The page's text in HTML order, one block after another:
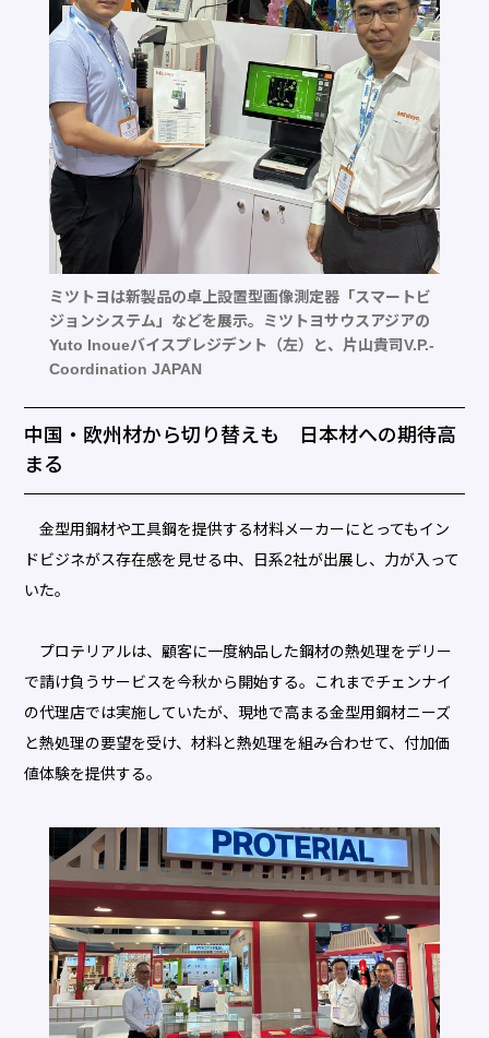
ミツトヨは新製品の卓上設置型画像測定器「スマートビ
ジョンシステム」などを展示。ミツトヨサウスアジアの
Yuto Inoueバイスプレジデント（左）と、片山貴司V.P.-
Coordination JAPAN
中国・欧州材から切り替えも 日本材への期待高
まる
金型用鋼材や工具鋼を提供する材料メーカーにとってもイン
ドビジネがス存在感を見せる中、日系2社が出展し、力が入って
いた。
プロテリアルは、顧客に一度納品した鋼材の熱処理をデリー
で請け負うサービスを今秋から開始する。これまでチェンナイ
の代理店では実施していたが、現地で高まる金型用鋼材ニーズ
と熱処理の要望を受け、材料と熱処理を組み合わせて、付加価
値体験を提供する。